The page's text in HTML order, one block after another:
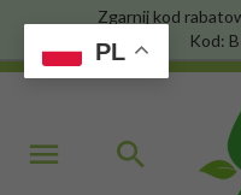
Zgarnij kod
Kod:
PL